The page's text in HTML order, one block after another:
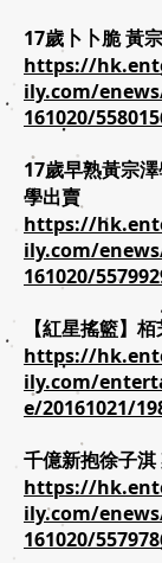
17歲卜卜脆 黃
https://
ily.com/
161020/
17歲早熟黃宗
學出賣
https://
ily.com/
161020/
【紅星搖籃】
https://
ily.com/
e/20161021/
千億新抱徐子
https://
ily.com/
161020/